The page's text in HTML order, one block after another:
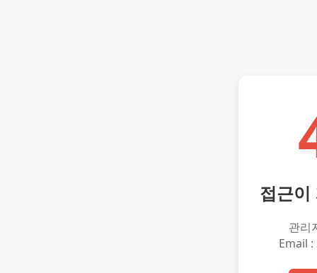
접근이
관리
Email